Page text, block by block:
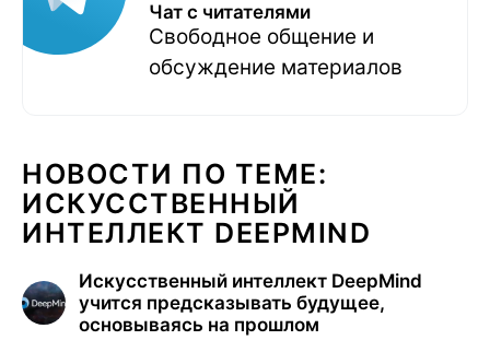
Чат с читателями
Свободное общение и
обсуждение материалов
НОВОСТИ ПО ТЕМЕ:
ИСКУССТВЕННЫЙ
ИНТЕЛЛЕКТ DEEPMIND
Искусственный интеллект DeepMind
учится предсказывать будущее,
основываясь на прошлом